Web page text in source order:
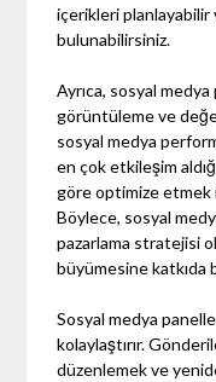
içerikleri
bulunabilirsiniz.
Ayrıca, sosyal
görüntüleme ve
sosyal medya
en çok etkileşim
göre optimize etmek
Böylece, sosyal
pazarlama stratejisi
büyümesine katkıda
Sosyal medya
kolaylaştırır.
düzenlemek ve